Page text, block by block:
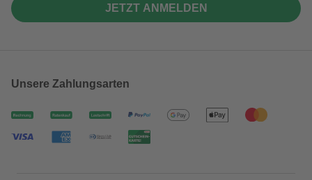
JETZT ANMELDEN
Unsere Zahlungsarten